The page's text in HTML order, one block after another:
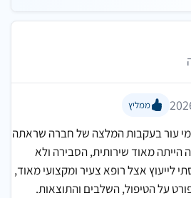
ממליץ
עור בעקבות המלצה של חברה שראתה
הייתה מאוד שירותית, הסבירה ולא
לייעוץ אצל רופא צעיר ומקצועי מאוד,
על הטיפול, השלבים והתוצאות.